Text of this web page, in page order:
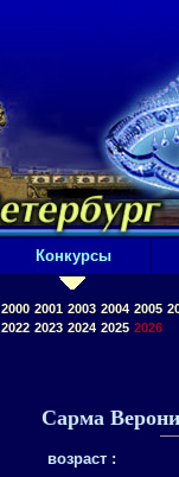
Конкурсы
2000 2001 2003 2004 2005
2022 2023 2024 2025 2026
Сарма
возраст :